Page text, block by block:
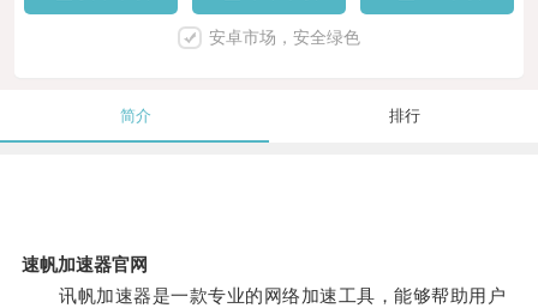
安卓市场，安全绿色
简介 排行
速帆加速器官网
讯帆加速器是一款专业的网络加速工具，能够帮助用户